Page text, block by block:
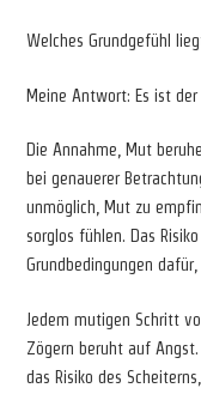
Welches Grundgefühl
Meine Antwort: Es ist der
Die Annahme, Mut
bei genauerer
unmöglich, Mut zu
sorglos fühlen. Das
Grundbedingungen
Jedem mutigen Schritt
Zögern beruht auf
das Risiko des